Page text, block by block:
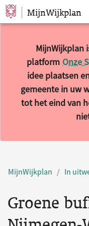
Sla navigatie over
MijnWijkplan
MijnWijkplan
platform Onze
idee plaatsen
gemeente in uw
tot het eind van
MijnWijkplan In
Groene